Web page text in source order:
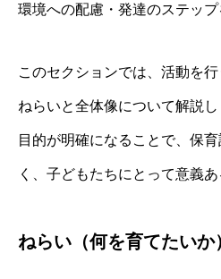
環境への配慮・発達のステップ
このセクションでは、活動を
ねらいと全体像について解説し
目的が明確になることで、保
く、子どもたちにとって意義あ
ねらい（何を育てたいか